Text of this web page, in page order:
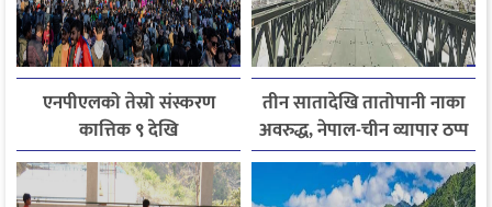
एनपीएलको तेस्रो संस्करण
कात्तिक ९ देखि
तीन सातादेखि तातोपानी नाका
अवरुद्ध, नेपाल-चीन व्यापार ठप्प